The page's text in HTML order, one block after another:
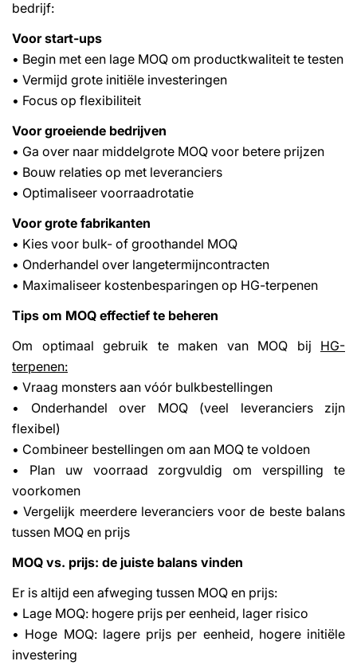
bedrijf:
Voor start-ups
• Begin met een lage MOQ om productkwaliteit te testen
• Vermijd grote initiële investeringen
• Focus op flexibiliteit
Voor groeiende bedrijven
• Ga over naar middelgrote MOQ voor betere prijzen
• Bouw relaties op met leveranciers
• Optimaliseer voorraadrotatie
Voor grote fabrikanten
• Kies voor bulk- of groothandel MOQ
• Onderhandel over langetermijncontracten
• Maximaliseer kostenbesparingen op HG-terpenen
Tips om MOQ effectief te beheren
Om optimaal gebruik te maken van MOQ bij HG-
terpenen:
• Vraag monsters aan vóór bulkbestellingen
• Onderhandel over MOQ (veel leveranciers zijn
flexibel)
• Combineer bestellingen om aan MOQ te voldoen
• Plan uw voorraad zorgvuldig om verspilling te
voorkomen
• Vergelijk meerdere leveranciers voor de beste balans
tussen MOQ en prijs
MOQ vs. prijs: de juiste balans vinden
Er is altijd een afweging tussen MOQ en prijs:
• Lage MOQ: hogere prijs per eenheid, lager risico
• Hoge MOQ: lagere prijs per eenheid, hogere initiële
investering